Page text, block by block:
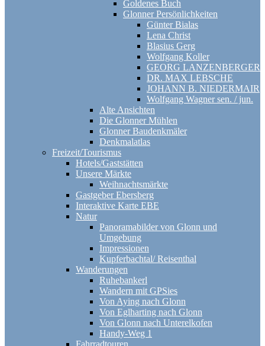
Goldenes Buch
Glonner Persönlichkeiten
Günter Bialas
Lena Christ
Blasius Gerg
Wolfgang Koller
GEORG LANZENBERGER
DR. MAX LEBSCHE
JOHANN B. NIEDERMAIR
Wolfgang Wagner sen. / jun.
Alte Ansichten
Die Glonner Mühlen
Glonner Baudenkmäler
Denkmalatlas
Freizeit/Tourismus
Hotels/Gaststätten
Unsere Märkte
Weihnachtsmärkte
Gastgeber Ebersberg
Interaktive Karte EBE
Natur
Panoramabilder von Glonn und
Umgebung
Impressionen
Kupferbachtal/ Reisenthal
Wanderungen
Ruhebankerl
Wandern mit GPSies
Von Aying nach Glonn
Von Eglharting nach Glonn
Von Glonn nach Unterelkofen
Handy-Weg 1
Fahrradtouren